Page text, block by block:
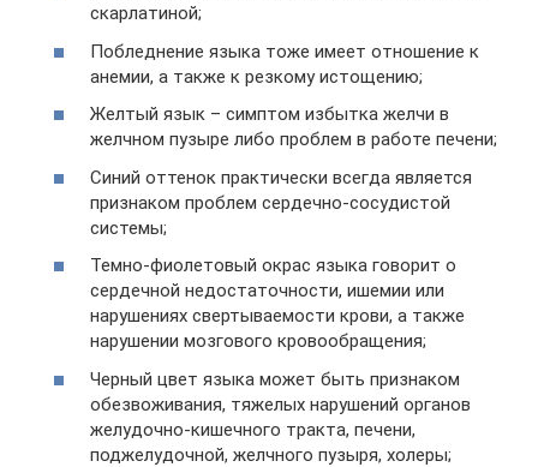
скарлатиной;
Побледнение языка тоже имеет отношение к
анемии, а также к резкому истощению;
Желтый язык – симптом избытка желчи в
желчном пузыре либо проблем в работе печени;
Синий оттенок практически всегда является
признаком проблем сердечно-сосудистой
системы;
Темно-фиолетовый окрас языка говорит о
сердечной недостаточности, ишемии или
нарушениях свертываемости крови, а также
нарушении мозгового кровообращения;
Черный цвет языка может быть признаком
обезвоживания, тяжелых нарушений органов
желудочно-кишечного тракта, печени,
поджелудочной, желчного пузыря, холеры;